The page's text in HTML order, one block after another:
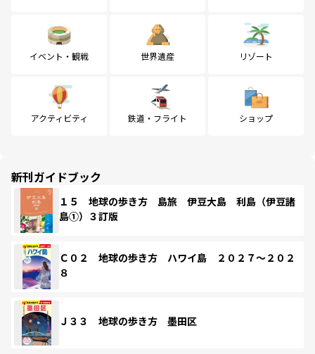
イベント・観戦 世界遺産 リゾート
アクティビティ 鉄道・フライト ショップ
新刊ガイドブック
１５ 地球の歩き方 島旅 伊豆大島 利島（伊豆諸
島①）３訂版
Ｃ０２ 地球の歩き方 ハワイ島 ２０２７～２０２
８
Ｊ３３ 地球の歩き方 墨田区